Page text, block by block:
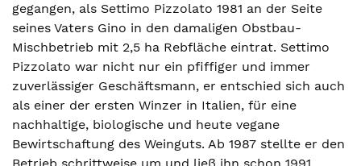
gegangen, als Settimo Pizzolato 1981 an der Seite
seines Vaters Gino in den damaligen Obstbau-
Mischbetrieb mit 2,5 ha Rebfläche eintrat. Settimo
Pizzolato war nicht nur ein pfiffiger und immer
zuverlässiger Geschäftsmann, er entschied sich auch
als einer der ersten Winzer in Italien, für eine
nachhaltige, biologische und heute vegane
Bewirtschaftung des Weinguts. Ab 1987 stellte er den